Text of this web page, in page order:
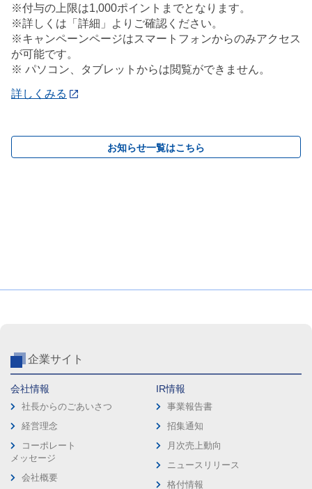
※付与の上限は1,000ポイントまでとなります。
※詳しくは「詳細」よりご確認ください。
※キャンペーンページはスマートフォンからのみアクセス
が可能です。
※ パソコン、タブレットからは閲覧ができません。
詳しくみる
お知らせ一覧はこちら
企業サイト
会社情報
社長からのごあいさつ
経営理念
コーポレート
メッセージ
会社概要
IR情報
事業報告書
招集通知
月次売上動向
ニュースリリース
格付情報